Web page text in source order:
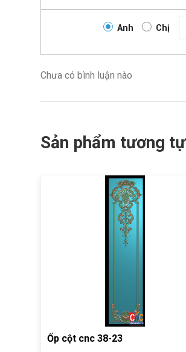
Anh Chị
Chưa có bình luận nào
Sản phẩm tương tự
Ốp cột cnc 38-23